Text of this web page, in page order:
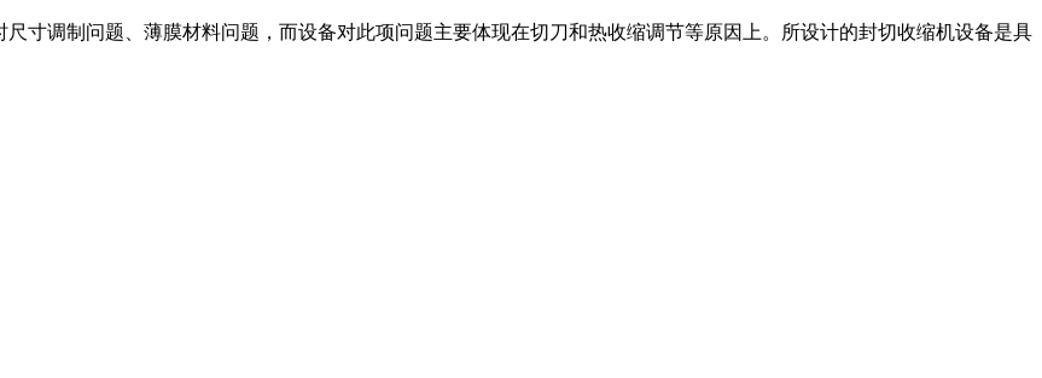
调制问题、薄膜材料问题，而设备对此项问题主要体现在切刀和热收缩调节等原因上。所设计的封切收缩机设备是具